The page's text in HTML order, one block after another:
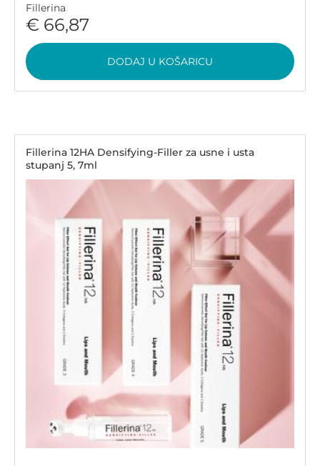
Fillerina
€ 66,87
DODAJ U KOŠARICU
Fillerina 12HA Densifying-Filler za usne i usta
stupanj 5, 7ml